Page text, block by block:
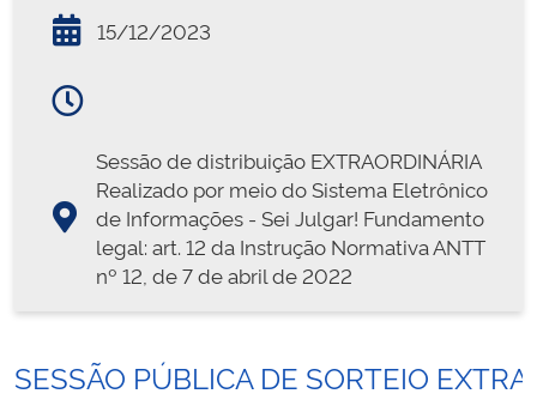
15/12/2023
Sessão de distribuição EXTRAORDINÁRIA
Realizado por meio do Sistema Eletrônico
de Informações - Sei Julgar! Fundamento
legal: art. 12 da Instrução Normativa ANTT
nº 12, de 7 de abril de 2022
SESSÃO PÚBLICA DE SORTEIO